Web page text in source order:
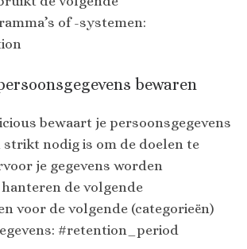
of -systemen:
bewaren
bewaart je persoonsgegevens
nodig is om de doelen te
je gegevens worden
de volgende
voor de volgende (categorieën)
#retention_period